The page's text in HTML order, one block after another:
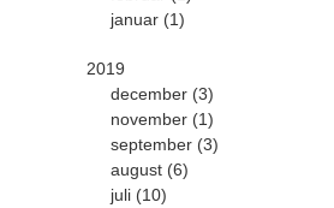
januar (1)
2019
december (3)
november (1)
september (3)
august (6)
juli (10)